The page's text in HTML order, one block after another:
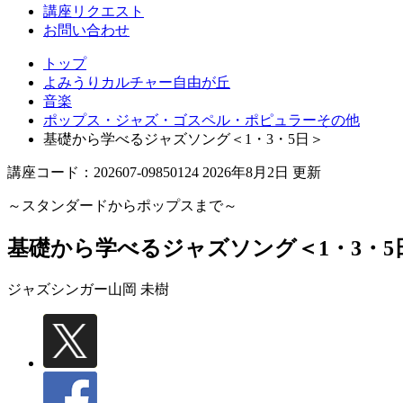
講座リクエスト
お問い合わせ
トップ
よみうりカルチャー自由が丘
音楽
ポップス・ジャズ・ゴスペル・ポピュラーその他
基礎から学べるジャズソング＜1・3・5日＞
講座コード：202607-09850124 2026年8月2日 更新
～スタンダードからポップスまで～
基礎から学べるジャズソング＜1・3・5
ジャズシンガー山岡 未樹